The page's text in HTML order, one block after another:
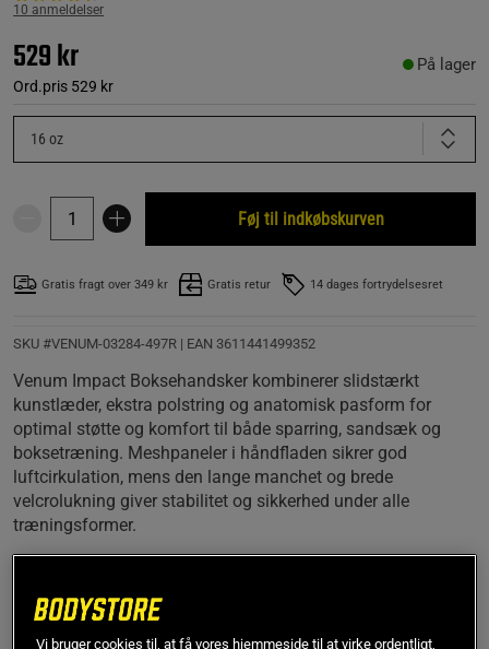
10 anmeldelser
529 kr
Ord.pris 529 kr
På lager
16 oz
Føj til indkøbskurven
Gratis fragt over 349 kr Gratis retur 14 dages fortrydelsesret
SKU #VENUM-03284-497R | EAN 3611441499352
Venum Impact Boksehandsker kombinerer slidstærkt
kunstlæder, ekstra polstring og anatomisk pasform for
optimal støtte og komfort til både sparring, sandsæk og
boksetræning. Meshpaneler i håndfladen sikrer god
luftcirkulation, mens den lange manchet og brede
velcrolukning giver stabilitet og sikkerhed under alle
træningsformer.
Information Anmeldelser(10)
Vi bruger cookies til, at få vores hjemmeside til at virke ordentligt,